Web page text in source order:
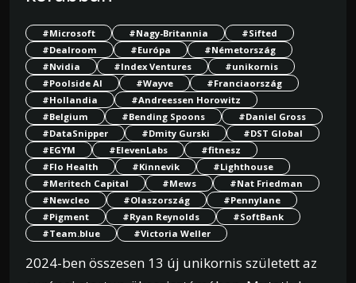
#Microsoft #Nagy-Britannia
#Sifted
#Dealroom
#Európa
#Németország
#Nvidia
#Index Ventures
#unikornis
#Poolside AI
#Wayve
#Franciaország
#Hollandia
#Andreessen Horowitz
#Belgium
#Bending Spoons
#Daniel Gross
#DataSnipper
#Dmity Gurski
#DST Global
#EGYM
#ElevenLabs
#fitnesz
#Flo Health
#Kinnevik
#Lighthouse
#Meritech Capital
#Mews
#Nat Friedman
#Newcleo
#Olaszország
#Pennylane
#Pigment
#Ryan Reynolds
#SoftBank
#Team.blue
#Victoria Weller
2024-ben összesen 13 új unikornis született az